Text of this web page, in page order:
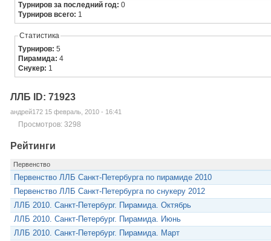
Турниров за последний год:0
Турниров всего: 1
Статистика
Турниров:5
Пирамида:4
Снукер: 1
ЛЛБ ID: 71923
андрей172 15 февраль, 2010 - 16:41
Просмотров: 3298
Рейтинги
Первенство
Первенство ЛЛБ Санкт-Петербурга по пирамиде 2010
Первенство ЛЛБ Санкт-Петербурга по снукеру 2012
ЛЛБ 2010. Санкт-Петербург. Пирамида. Октябрь
ЛЛБ 2010. Санкт-Петербург. Пирамида. Июнь
ЛЛБ 2010. Санкт-Петербург. Пирамида. Март